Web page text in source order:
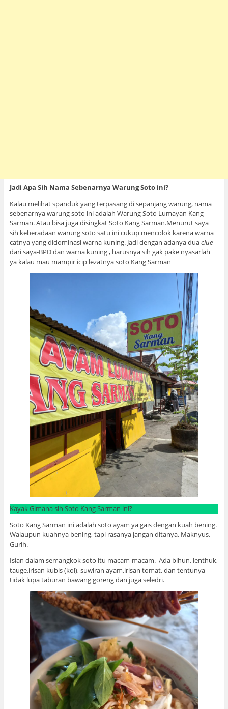
Jadi Apa Sih Nama Sebenarnya Warung Soto ini?
Kalau melihat spanduk yang terpasang di sepanjang warung, nama
sebenarnya warung soto ini adalah Warung Soto Lumayan Kang
Sarman. Atau bisa juga disingkat Soto Kang Sarman.Menurut saya
sih keberadaan warung soto satu ini cukup mencolok karena warna
catnya yang didominasi warna kuning. Jadi dengan adanya duaclue
dari saya-BPD dan warna kuning , harusnya sih gak pake nyasarlah
ya kalau mau mampir icip lezatnya soto Kang Sarman
Kayak Gimana sih Soto Kang Sarman ini?
Soto Kang Sarman ini adalah soto ayam ya gais dengan kuah bening.
Walaupun kuahnya bening, tapi rasanya jangan ditanya. Maknyus.
Gurih.
Isian dalam semangkok soto itu macam-macam. Ada bihun, lenthuk,
tauge,irisan kubis (kol), suwiran ayam,irisan tomat, dan tentunya
tidak lupa taburan bawang goreng dan juga seledri.